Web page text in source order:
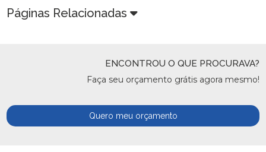
Páginas Relacionadas
ENCONTROU O QUE PROCURAVA?
Faça seu orçamento grátis agora mesmo!
Quero meu orçamento